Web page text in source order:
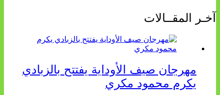
آخـر المقــالات
مهرجان صيف الأوداية يفتتح بالزبادي
يكرم محمود مكري